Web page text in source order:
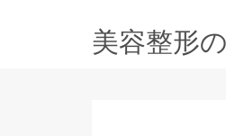
美容整形